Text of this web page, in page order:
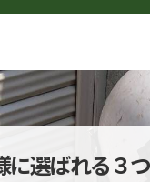
に選ばれる３